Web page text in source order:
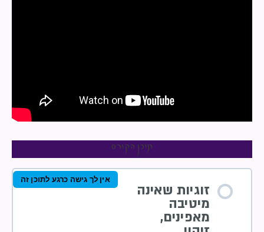
תוכן הקורס
זוגיות שאינה
מיטיבה
מאפינים,
אין לך גישה כרגע לתוכן זה